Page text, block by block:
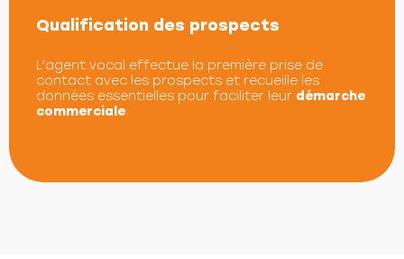
Qualification des prospects
L’agent vocal effectue la première prise de
contact avec les prospects et recueille les
données essentielles pour faciliter leur démarche
commerciale.